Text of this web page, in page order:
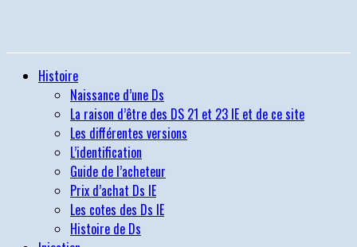
Histoire
Naissance d’une Ds
La raison d’être des DS 21 et 23 IE et de ce site
Les différentes versions
L’identification
Guide de l’acheteur
Prix d’achat Ds IE
Les cotes des Ds IE
Histoire de Ds